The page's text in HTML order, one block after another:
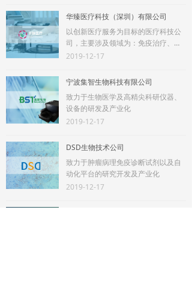
华臻医疗科技（深圳）有限公司
以创新医疗服务为目标的医疗科技公
司，主要涉及领域为：免疫治疗、肿
瘤全管理、脑卒中医联体、皮肤病......
2019-12-17
宁波集智生物科技有限公司
致力于生物医学及高精尖科研仪器、
设备的研发及产业化
2019-12-17
DSD生物技术公司
致力于肿瘤病理免疫诊断试剂以及自
动化平台的研究开发及产业化
2019-12-17